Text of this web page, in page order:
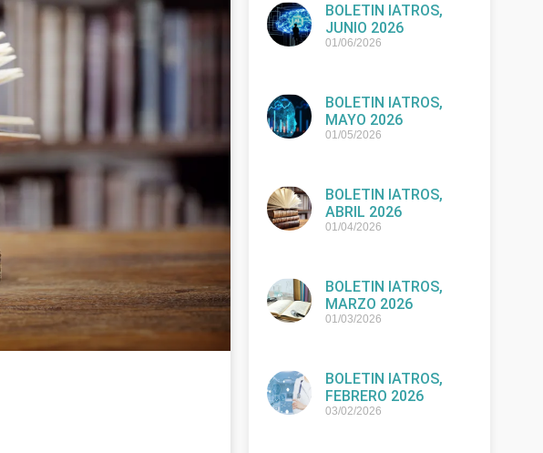
BOLETIN IATROS,
JUNIO 2026
01/06/2026
BOLETIN IATROS,
MAYO 2026
01/05/2026
BOLETIN IATROS,
ABRIL 2026
01/04/2026
BOLETIN IATROS,
MARZO 2026
01/03/2026
BOLETIN IATROS,
FEBRERO 2026
03/02/2026